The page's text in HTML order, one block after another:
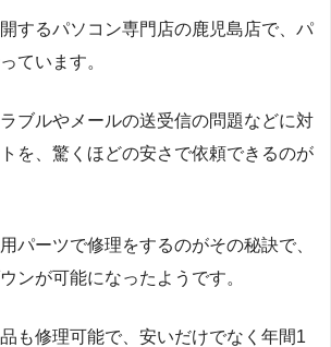
するパソコン専門店の鹿児島店で、パ
ています。
ブルやメールの送受信の問題などに対
を、驚くほどの安さで依頼できるのが
パーツで修理をするのがその秘訣で、
ンが可能になったようです。
も修理可能で、安いだけでなく年間1